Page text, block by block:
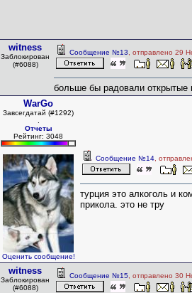
witness
Заблокирован
(#6088)
Сообщение №13 , отправлено 29
больше бы радовали открытые
WarGo
Завсегдатай (#1292)
Отчеты
Рейтинг: 3048
Оценить сообщение!
Сообщение №14 ,
турция это алкоголь и
прикола. это не тру
witness
Заблокирован
(#6088)
Сообщение №15 , отправлено 30